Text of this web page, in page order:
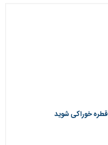
قطره خوراکی شوید